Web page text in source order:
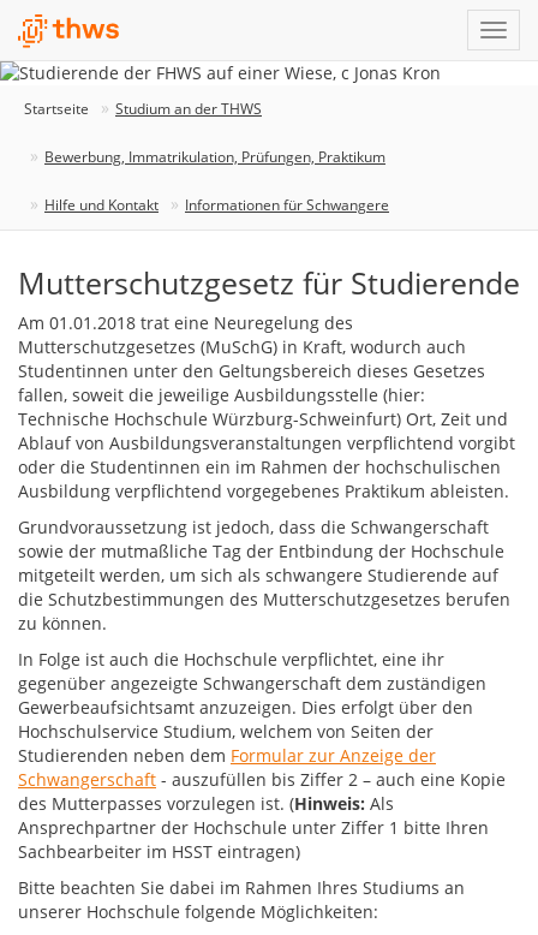
Startseite Studium an der THWS
Bewerbung, Immatrikulation, Prüfungen, Praktikum
Hilfe und Kontakt Informationen für Schwangere
Mutterschutzgesetz für Studierende
Am 01.01.2018 trat eine Neuregelung des
Mutterschutzgesetzes (MuSchG) in Kraft, wodurch auch
Studentinnen unter den Geltungsbereich dieses Gesetzes
fallen, soweit die jeweilige Ausbildungsstelle (hier:
Technische Hochschule Würzburg-Schweinfurt) Ort, Zeit und
Ablauf von Ausbildungsveranstaltungen verpflichtend vorgibt
oder die Studentinnen ein im Rahmen der hochschulischen
Ausbildung verpflichtend vorgegebenes Praktikum ableisten.
Grundvoraussetzung ist jedoch, dass die Schwangerschaft
sowie der mutmaßliche Tag der Entbindung der Hochschule
mitgeteilt werden, um sich als schwangere Studierende auf
die Schutzbestimmungen des Mutterschutzgesetzes berufen
zu können.
In Folge ist auch die Hochschule verpflichtet, eine ihr
gegenüber angezeigte Schwangerschaft dem zuständigen
Gewerbeaufsichtsamt anzuzeigen. Dies erfolgt über den
Hochschulservice Studium, welchem von Seiten der
Studierenden neben dem Formular zur Anzeige der
Schwangerschaft - auszufüllen bis Ziffer 2 – auch eine Kopie
des Mutterpasses vorzulegen ist. (Hinweis: Als
Ansprechpartner der Hochschule unter Ziffer 1 bitte Ihren
Sachbearbeiter im HSST eintragen)
Bitte beachten Sie dabei im Rahmen Ihres Studiums an
unserer Hochschule folgende Möglichkeiten: